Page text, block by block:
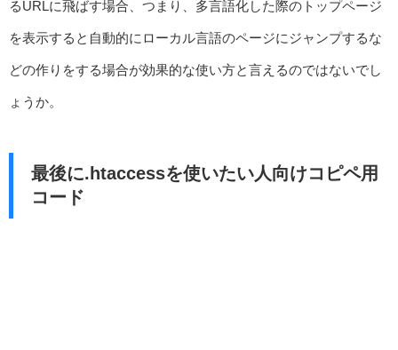
るURLに飛ばす場合、つまり、多言語化した際のトップページ
を表示すると自動的にローカル言語のページにジャンプするな
どの作りをする場合が効果的な使い方と言えるのではないでし
ょうか。
最後に.htaccessを使いたい人向けコピペ用
コード